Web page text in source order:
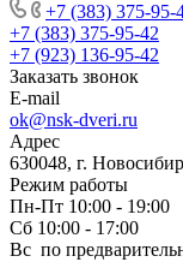
+7 (383) 375-95-
+7 (383) 375-95-42
+7 (923) 136-95-42
Заказать звонок
E-mail
ok@nsk-dveri.ru
Адрес
630048, г.
Режим работы
Пн-Пт 10:00 - 19:00
Сб 10:00 - 17:00
Вс по